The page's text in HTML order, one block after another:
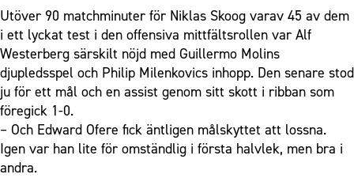
Utöver 90 matchminuter för Niklas Skoog varav 45 av dem
i ett lyckat test i den offensiva mittfältsrollen var Alf
Westerberg särskilt nöjd med Guillermo Molins
djupledsspel och Philip Milenkovics inhopp. Den senare stod
ju för ett mål och en assist genom sitt skott i ribban som
föregick 1-0.
– Och Edward Ofere fick äntligen målskyttet att lossna.
Igen var han lite för omständlig i första halvlek, men bra i
andra.